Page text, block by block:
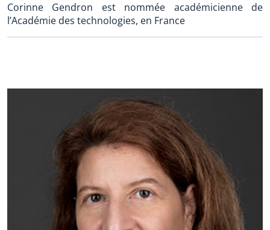
Corinne Gendron est nommée académicienne de
l’Académie des technologies, en France